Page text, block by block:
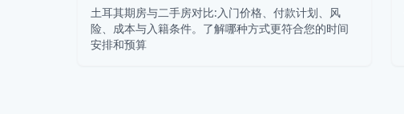
土耳其期房与二手房对比:入门价格、付款计划、风
险、成本与入籍条件。了解哪种方式更符合您的时间
安排和预算